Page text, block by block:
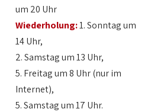
um 20 Uhr
Wiederholung:1. Sonntag um
14 Uhr,
2. Samstag um 13 Uhr,
5. Freitag um 8 Uhr (nur im
Internet),
5. Samstag um 17 Uhr.